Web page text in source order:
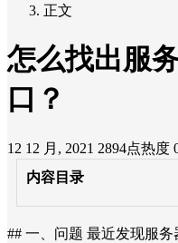
正文
怎么找出服
口？
12 12 月, 2021 2894点热度
内容目录
## 一、问题 最近发现服